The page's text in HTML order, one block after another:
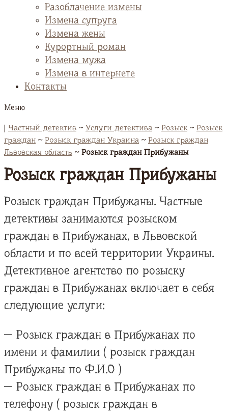
Разоблачение измены
Измена супруга
Измена жены
Курортный роман
Измена мужа
Измена в интернете
Контакты
Меню
| Частный детектив ~ Услуги детектива ~ Розыск~ Розыск
граждан ~ Розыск граждан Украина ~ Розыск граждан
Львовская область ~ Розыск граждан Прибужаны
Розыск граждан Прибужаны
Розыск граждан Прибужаны. Частные
детективы занимаются розыском
граждан в Прибужанах, в Львовской
области и по всей территории Украины.
Детективное агентство по розыску
граждан в Прибужанах включает в себя
следующие услуги:
— Розыск граждан в Прибужанах по
имени и фамилии ( розыск граждан
Прибужаны по Ф.И.О )
— Розыск граждан в Прибужанах по
телефону ( розыск граждан в